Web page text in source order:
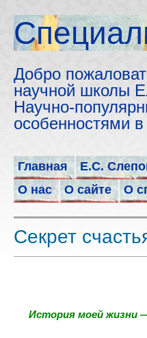
Добро
научной школы
Научно-
особенностями
Главная Е.С.
О нас
О сайте О
Секрет
История моей жизни